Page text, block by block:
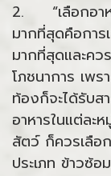
2. “เลือกอาห
มากที่สุดคือการ
มากที่สุดและคว
โภชนาการ เพร
ท้องก็จะได้รับส
อาหารในแต่ละ
สัตว์ ก็ควรเลือ
ประเภท ข้าวซ้